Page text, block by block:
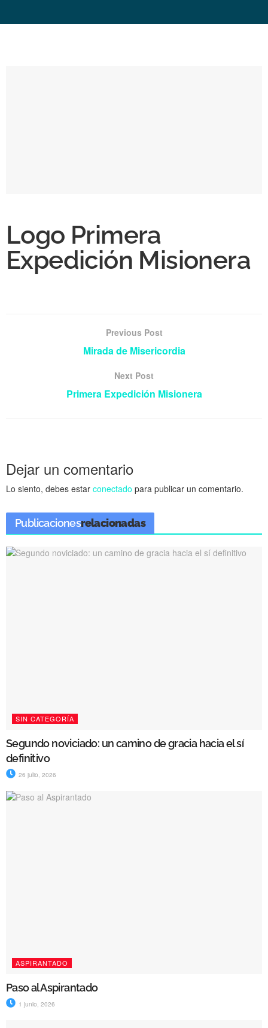
Logo Primera
Expedición Misionera
Previous Post
Mirada de Misericordia
Next Post
Primera Expedición Misionera
Dejar un comentario
Lo siento, debes estar conectado para publicar un comentario.
Publicacionesrelacionadas
SIN CATEGORÍA
Segundo noviciado: un camino de gracia hacia el sí
definitivo
26 julio, 2026
ASPIRANTADO
Paso al Aspirantado
1 junio, 2026